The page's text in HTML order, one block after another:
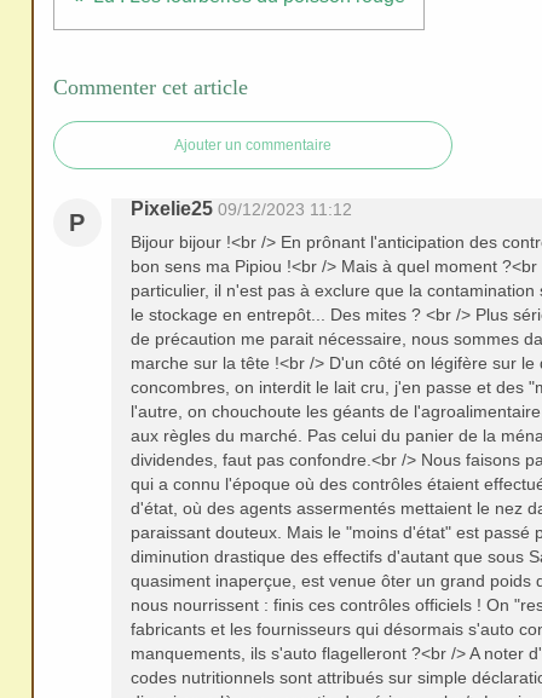
Commenter cet article
Ajouter un commentaire
P
Pixelie25 09/12/2023 11:12
Bijour bijour !<br /> En prônant l'anticipation des
bon sens ma Pipiou !<br /> Mais à quel moment
particulier, il n'est pas à exclure que la
le stockage en entrepôt... Des mites ? <br /> Plus
de précaution me parait nécessaire, nous sommes
marche sur la tête !<br /> D'un côté on légifère sur le
concombres, on interdit le lait cru, j'en passe et des
l'autre, on chouchoute les géants de
aux règles du marché. Pas celui du panier de la
dividendes, faut pas confondre.<br /> Nous faisons
qui a connu l'époque où des contrôles étaient
d'état, où des agents assermentés mettaient le nez
paraissant douteux. Mais le "moins d'état" est passé
diminution drastique des effectifs d'autant que sous
quasiment inaperçue, est venue ôter un grand poids
nous nourrissent : finis ces contrôles officiels ! On
fabricants et les fournisseurs qui désormais s'auto
manquements, ils s'auto flagelleront ?<br /> A noter
codes nutritionnels sont attribués sur simple